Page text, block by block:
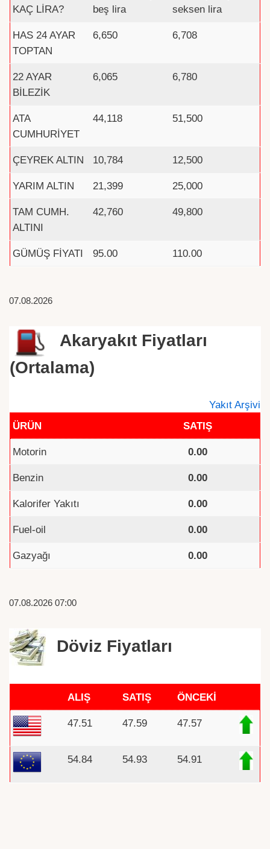
KAÇ LİRA?
beş lira
seksen lira
HAS 24 AYAR
TOPTAN
6,650 6,708
22 AYAR
BİLEZİK
6,065 6,780
ATA
CUMHURİYET
44,118 51,500
ÇEYREK ALTIN 10,784 12,500
YARIM ALTIN 21,399 25,000
TAM CUMH.
ALTINI
42,760 49,800
GÜMÜŞ FİYATI 95.00 110.00
07.08.2026
Akaryakıt Fiyatları
(Ortalama)
Yakıt Arşivi
ÜRÜN
SATIŞ
Motorin 0.00
Benzin 0.00
Kalorifer Yakıtı 0.00
Fuel-oil 0.00
Gazyağı 0.00
07.08.2026 07:00
Döviz Fiyatları
ALIŞ SATIŞ ÖNCEKİ
47.51 47.59 47.57
54.84 54.93 54.91